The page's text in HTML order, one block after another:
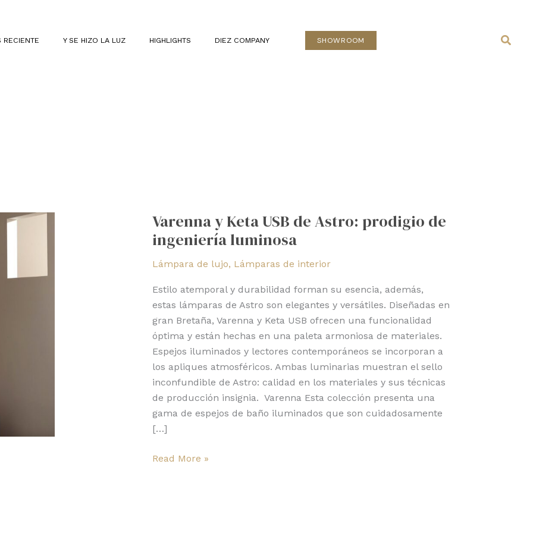
RECIENTE Y SE HIZO LA LUZ HIGHLIGHTS DIEZ COMPANY SHOWROOM
Varenna y Keta USB de Astro: prodigio de
ingeniería luminosa
Lámpara de lujo, Lámparas de interior
Estilo atemporal y durabilidad forman su esencia, además,
estas lámparas de Astro son elegantes y versátiles. Diseñadas en
gran Bretaña, Varenna y Keta USB ofrecen una funcionalidad
óptima y están hechas en una paleta armoniosa de materiales.
Espejos iluminados y lectores contemporáneos se incorporan a
los apliques atmosféricos. Ambas luminarias muestran el sello
inconfundible de Astro: calidad en los materiales y sus técnicas
de producción insignia. Varenna Esta colección presenta una
gama de espejos de baño iluminados que son cuidadosamente
[…]
Keta
USB
Astro:
prodigio
luminosa
Read More »